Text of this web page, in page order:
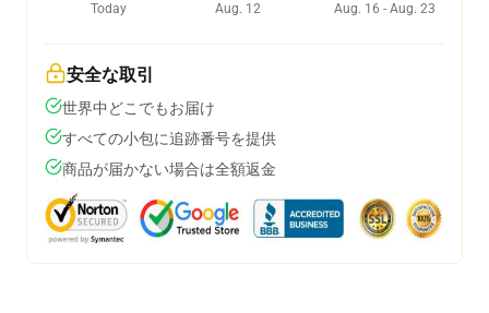
Today
Aug. 12
Aug. 16 - Aug. 23
安全な取引
世界中どこでもお届け
すべての小包に追跡番号を提供
商品が届かない場合は全額返金